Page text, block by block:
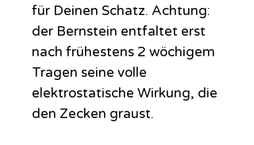
für Deinen Schatz. Achtung:
der Bernstein entfaltet erst
nach frühestens 2 wöchigem
Tragen seine volle
elektrostatische Wirkung, die
den Zecken graust.